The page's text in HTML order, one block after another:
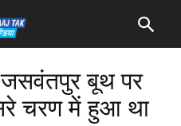
बूथ पर
चरण में हुआ था